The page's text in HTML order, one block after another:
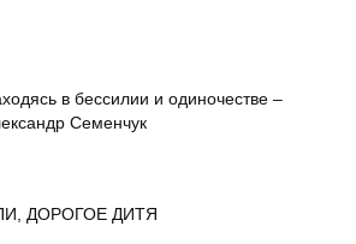
в бессилии и одиночестве –
Семенчук
ДОРОГОЕ ДИТЯ